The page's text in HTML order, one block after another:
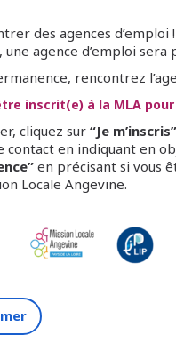
des agences d’emploi
une agence d’emploi sera
rencontrez
inscrit(e) à la MLA
cliquez sur “Je m’inscris”
contact en indiquant en
en précisant si vous
Locale Angevine.